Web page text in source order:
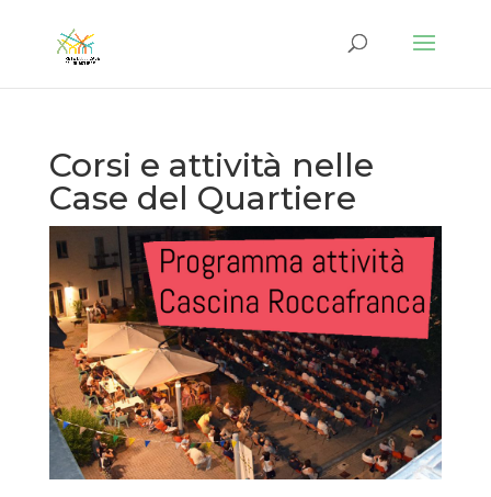
Corsi e attività nelle
Case del Quartiere